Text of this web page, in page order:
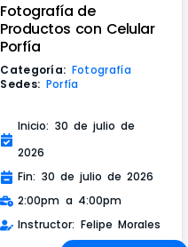
Fotografía de
Productos con Celular
Porfía
Categoría: Fotografía
Sedes: Porfía
Inicio: 30 de julio de
2026
Fin: 30 de julio de 2026
2:00pm a 4:00pm
Instructor: Felipe Morales